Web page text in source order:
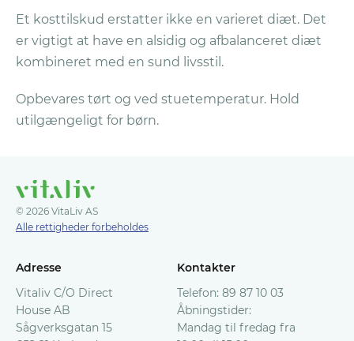
Vitaliv AS, Postboks U248, SE-202 29
Malmö, Sverige (Sverige, Danmark,
Finland)
brug af din oprindelige betalingsmetode
inden for 10 dage efter, at de har modtaget
Refunderingen per e-mail.
I tilfælde af spørgsmål er du velkommen til
at kontakte vores kundeservice på
Et kosttilskud erstatter ikke en varieret diæt. Det
er vigtigt at have en alsidig og afbalanceret diæt
kombineret med en sund livsstil.
Opbevares tørt og ved stuetemperatur. Hold
utilgængeligt for børn.
© 2026 VitaLiv AS
Alle rettigheder forbeholdes
Adresse
Vitaliv C/O Direct
House AB
Sågverksgatan 15
Kontakter
Telefon: 89 87 10 03
Åbningstider:
Mandag til fredag fra